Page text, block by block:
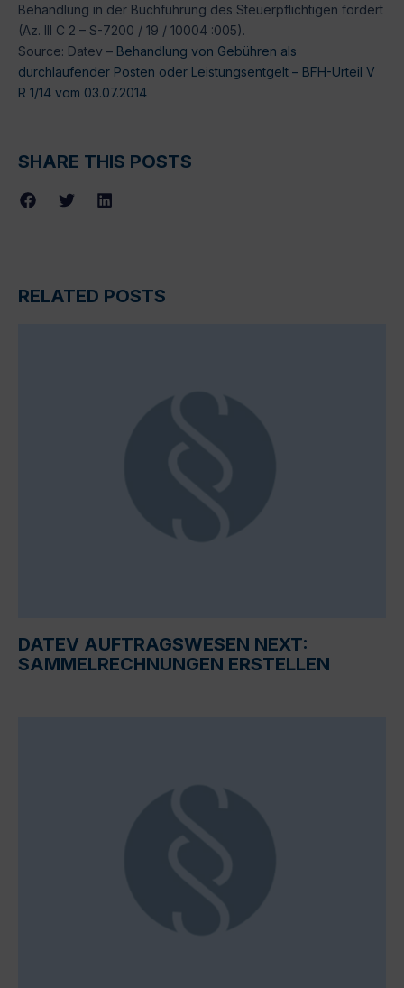
Behandlung in der Buchführung des Steuerpflichtigen fordert
(Az. III C 2 – S-7200 / 19 / 10004 :005).
Source: Datev – Behandlung von Gebühren als
durchlaufender Posten oder Leistungsentgelt – BFH-Urteil V
R 1/14 vom 03.07.2014
SHARE THIS POSTS
RELATED POSTS
DATEV AUFTRAGSWESEN NEXT:
SAMMELRECHNUNGEN ERSTELLEN